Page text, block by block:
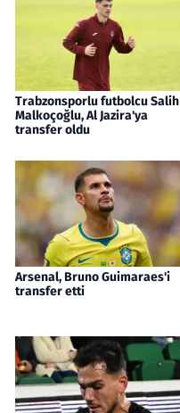
Trabzonsporlu futbolcu Salih
Malkoçoğlu, Al Jazira'ya
transfer oldu
Arsenal, Bruno Guimaraes'i
transfer etti